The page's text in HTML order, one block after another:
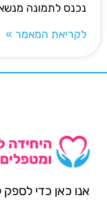
נכנס לתמונה מנשא
לקריאת המאמר »
אנו כאן כדי לספק